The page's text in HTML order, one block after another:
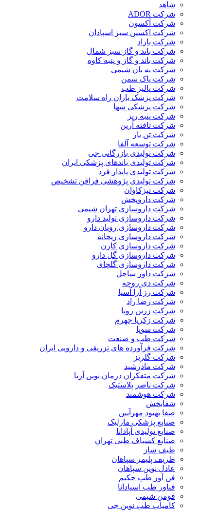
شاهد
شرکت ADOR
شرکت آکسون
شرکت اکسین سبز اسپادان
شرکت باراد
شرکت باند و گاز سبز شمال
شرکت باند و گاز و پنبه کاوه
شرکت به بان شیمی
شرکت پاک سمن
شرکت پالیز طب
شرکت پزشک یاران راه سلامت
شرکت پزشکی سها
شرکت پنبه ریز
شرکت تافته آرین
شرکت تن یار
شرکت توسعه آلفا
شرکت تولیدی بازرگانی جی
شرکت تولیدی باندهای پزشکی ایران
شرکت تولیدی پایدار فرد
شرکت تولیدی پژوهشی فرافن تشخیص
شرکت تیزکاوان
شرکت داروپخش
شرکت داروسازی تهران شیمی
شرکت داروسازی تولید دارو
شرکت داروسازی رویان دارو
شرکت داروسازی ریحانه
شرکت داروسازی کارن
شرکت داروسازی گل دارو
شرکت داروسازی گلچای
شرکت داور ساحل
شرکت دی روحه
شرکت رز آرا آسیا
شرکت رضا راد
شرکت زرین رویا
شرکت زکریا جهرم
شرکت سوپا
شرکت طب و صنعت
شرکت فرآورده های تزریقی و دارویی ایران
شرکت گلریز
شرکت مادرشید
شرکت متفکران درمان نوین آریا
شرکت ناصر پلاستیک
شرکت هوشمند
شفابخش
صفا بهبود مهرآیین
صنایع پزشکی مارلیک
صنایع تولیدی آپادانا
صنایع کشباف طبی تهران
طیف ساز
ظریف پلیمر سپاهان
عادل نوین سپاهان
فن آور طب حکیم
فناور طب اسپادانا
فومن شیمی
کامیاب طب نوین جی